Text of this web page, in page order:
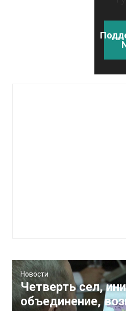
Новости
Четверть сел,
объединение,